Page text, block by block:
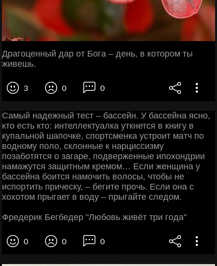
Драгоценный дар от Бога – день, в котором ты
живешь.
3 0 0
Самый надежный тест – бассейн. У бассейна ясно,
кто есть кто: интеллектуалка уткнется в книгу в
купальной шапочке, спортсменка устроит матч по
водному поло, склонные к нарциссизму
позаботятся о загаре, подверженные ипохондрии
намажутся защитным кремом… Если женщина у
бассейна боится намочить волосы, чтобы не
испортить прическу, – бегите прочь. Если она с
хохотом прыгает в воду – прыгайте следом.
Фредерик Бегбедер "Любовь живёт три года"
0 0 0